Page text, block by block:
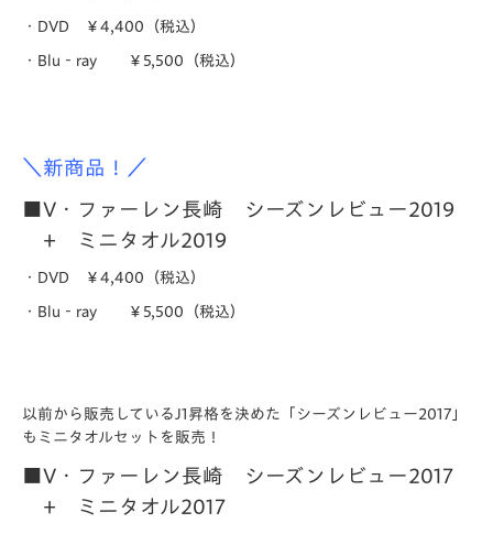
・DVD ￥4,400（税込）
・Blu‐ray ￥5,500（税込）
＼新商品！／
■V・ファーレン長崎 シーズンレビュー2019
+ ミニタオル2019
・DVD ￥4,400（税込）
・Blu‐ray ￥5,500（税込）
以前から販売しているJ1昇格を決めた「シーズンレビュー2017」
もミニタオルセットを販売！
■V・ファーレン長崎 シーズンレビュー2017
+ ミニタオル2017